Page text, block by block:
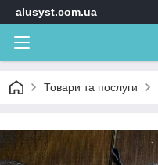
alusyst.com.ua
Товари та послуги